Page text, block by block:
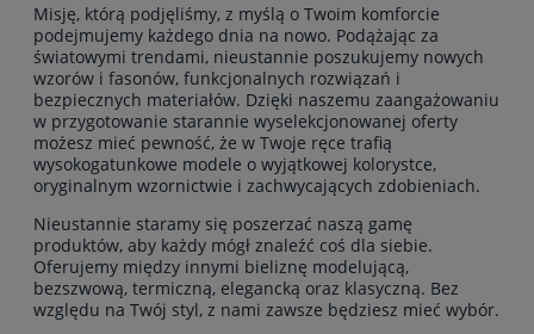
Misję, którą podjęliśmy, z myślą o Twoim komforcie
podejmujemy każdego dnia na nowo. Podążając za
światowymi trendami, nieustannie poszukujemy nowych
wzorów i fasonów, funkcjonalnych rozwiązań i
bezpiecznych materiałów. Dzięki naszemu zaangażowaniu
w przygotowanie starannie wyselekcjonowanej oferty
możesz mieć pewność, że w Twoje ręce trafią
wysokogatunkowe modele o wyjątkowej kolorystce,
oryginalnym wzornictwie i zachwycających zdobieniach.
Nieustannie staramy się poszerzać naszą gamę
produktów, aby każdy mógł znaleźć coś dla siebie.
Oferujemy między innymi bieliznę modelującą,
bezszwową, termiczną, elegancką oraz klasyczną. Bez
względu na Twój styl, z nami zawsze będziesz mieć wybór.